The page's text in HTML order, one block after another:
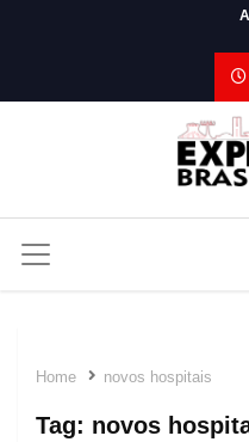
Home novos hospitais
Tag: novos